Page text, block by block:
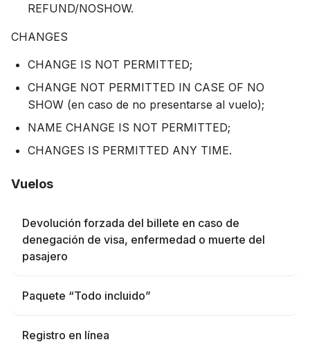
REFUND/NOSHOW.
CHANGES
CHANGE IS NOT PERMITTED;
CHANGE NOT PERMITTED IN CASE OF NO
SHOW (en caso de no presentarse al vuelo);
NAME CHANGE IS NOT PERMITTED;
CHANGES IS PERMITTED ANY TIME.
Vuelos
Devolución forzada del billete en caso de
denegación de visa, enfermedad o muerte del
pasajero
Paquete “Todo incluido”
Registro en línea